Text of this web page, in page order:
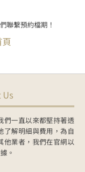
聯繫預約檔期！
頁
Us
們一直以來都堅持著透
了解明細與費用，為自
他業者，我們在官網以
。